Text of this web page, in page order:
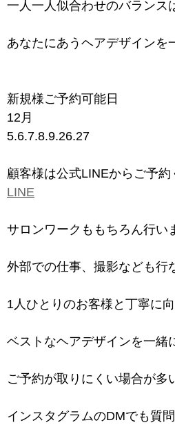
一人一人似合わせのバランス
あなたにあうヘアデザインを
新規様ご予約可能日
12月
5.6.7.8.9.26.27
顧客様は公式LINEからご予約
LINE
サロンワークももちろん行い
外部での仕事、撮影なども行
1人ひとりのお客様と丁寧に
ベストなヘアデザインを一緒
ご予約が取りにくい場合が多
インスタグラムのDMでも質